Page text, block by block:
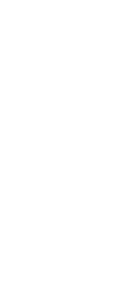
zijn. Termen als
en
horen. Wat
klopt?
hoeft te